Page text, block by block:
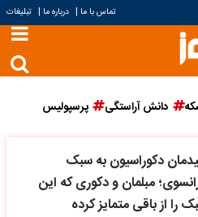
تماس با ما | درباره ما | تبلیغات
دانش آراستگی پرسپولیس
دکوراسیون به سبک
مبلمان و دکوری که این
را از باقی متمایز کرده